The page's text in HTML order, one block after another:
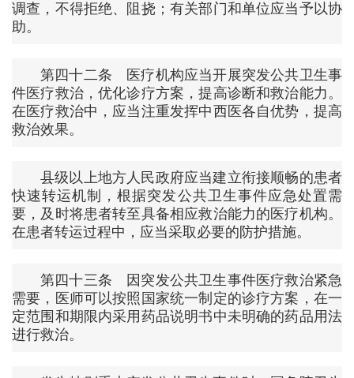
调查，不得拒绝、阻挠；有关部门和单位应当予以协
助。
第四十二条 医疗机构应当开展突发公共卫生事
件医疗救治，优化诊疗方案，提高诊断和救治能力。
在医疗救治中，应当注重发挥中西医各自优势，提高
救治效果。
县级以上地方人民政府应当建立衔接顺畅的患者
快速转运机制，根据突发公共卫生事件应急处置需
要，及时将患者转至具备相应救治能力的医疗机构。
在患者转运过程中，应当采取必要的防护措施。
第四十三条 因突发公共卫生事件医疗救治紧急
需要，医师可以按照国家统一制定的诊疗方案，在一
定范围和期限内采用药品说明书中未明确的药品用法
进行救治。